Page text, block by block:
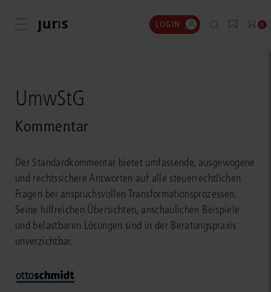
Menü öffnen LOGIN 0
UmwStG
Kommentar
Der Standardkommentar bietet umfassende, ausgewogene
und rechtssichere Antworten auf alle steuerrechtlichen
Fragen bei anspruchsvollen Transformationsprozessen.
Seine hilfreichen Übersichten, anschaulichen Beispiele
und belastbaren Lösungen sind in der Beratungspraxis
unverzichtbar.